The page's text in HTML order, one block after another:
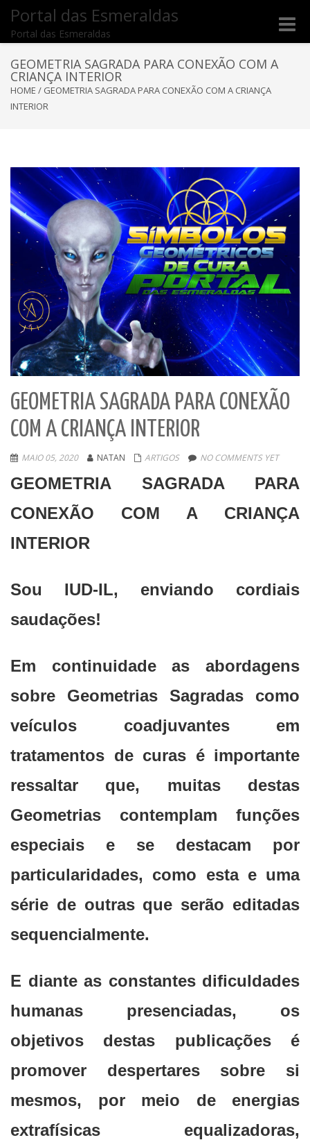
Portal das Esmeraldas
Portal das Esmeraldas
Toggle
GEOMETRIA SAGRADA PARA CONEXÃO COM A
CRIANÇA INTERIOR
HOME / GEOMETRIA SAGRADA PARA CONEXÃO COM A CRIANÇA
INTERIOR
GEOMETRIA SAGRADA PARA CONEXÃO
COM A CRIANÇA INTERIOR
MAIO 05, 2020 NATAN ARTIGOS NO COMMENTS YET
GEOMETRIA SAGRADA PARA
CONEXÃO COM A CRIANÇA
INTERIOR
Sou IUD-IL, enviando cordiais
saudações!
Em continuidade as abordagens
sobre Geometrias Sagradas como
veículos coadjuvantes em
tratamentos de curas é importante
ressaltar que, muitas destas
Geometrias contemplam funções
especiais e se destacam por
particularidades, como esta e uma
série de outras que serão editadas
sequencialmente.
E diante as constantes dificuldades
humanas presenciadas, os
objetivos destas publicações é
promover despertares sobre si
mesmos, por meio de energias
extrafísicas equalizadoras,